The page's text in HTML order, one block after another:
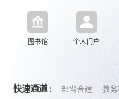
图书馆 个人门户
快速通道 : 部省合建 教